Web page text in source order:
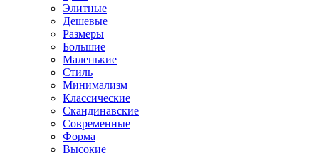
Элитные
Дешевые
Размеры
Большие
Маленькие
Стиль
Минимализм
Классические
Скандинавские
Современные
Форма
Высокие